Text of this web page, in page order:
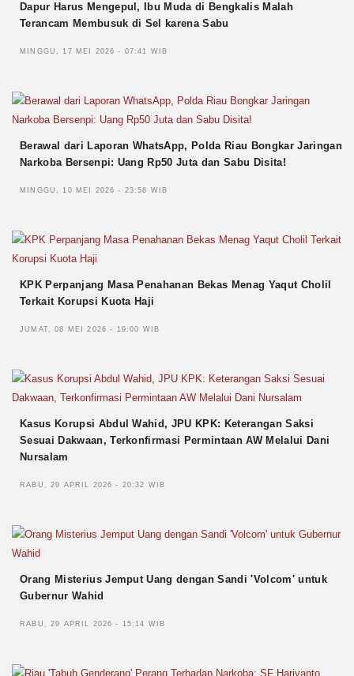
Dapur Harus Mengepul, Ibu Muda di Bengkalis Malah
Terancam Membusuk di Sel karena Sabu
MINGGU, 17 MEI 2026 - 07:41 WIB
Berawal dari Laporan WhatsApp, Polda Riau Bongkar Jaringan
Narkoba Bersenpi: Uang Rp50 Juta dan Sabu Disita!
MINGGU, 10 MEI 2026 - 23:58 WIB
KPK Perpanjang Masa Penahanan Bekas Menag Yaqut Cholil
Terkait Korupsi Kuota Haji
JUMAT, 08 MEI 2026 - 19:00 WIB
Kasus Korupsi Abdul Wahid, JPU KPK: Keterangan Saksi
Sesuai Dakwaan, Terkonfirmasi Permintaan AW Melalui Dani
Nursalam
RABU, 29 APRIL 2026 - 20:32 WIB
Orang Misterius Jemput Uang dengan Sandi 'Volcom' untuk
Gubernur Wahid
RABU, 29 APRIL 2026 - 15:14 WIB